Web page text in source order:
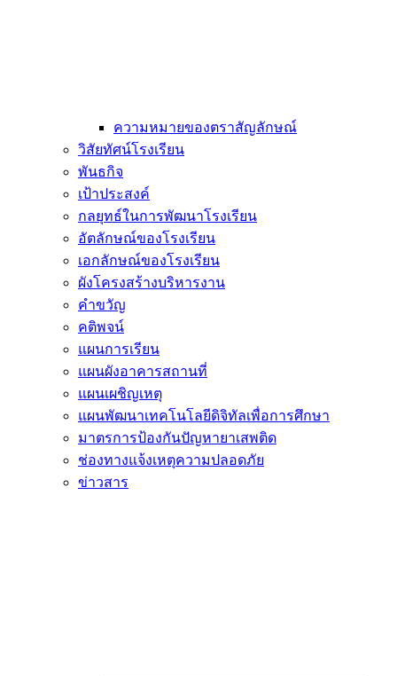
ความหมายของตราสัญลักษณ์
วิสัยทัศน์โรงเรียน
พันธกิจ
เป้าประสงค์
กลยุทธ์ในการพัฒนาโรงเรียน
อัตลักษณ์ของโรงเรียน
เอกลักษณ์ของโรงเรียน
ผังโครงสร้างบริหารงาน
คำขวัญ
คติพจน์
แผนการเรียน
แผนผังอาคารสถานที่
แผนเผชิญเหตุ
แผนพัฒนาเทคโนโลยีดิจิทัลเพื่อการศึกษา
มาตรการป้องกันปัญหายาเสพติด
ช่องทางแจ้งเหตุความปลอดภัย
ข่าวสาร